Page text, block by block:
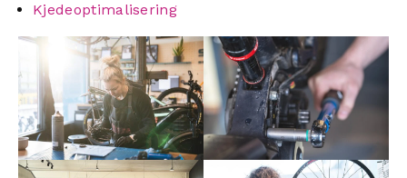
Kjedeoptimalisering